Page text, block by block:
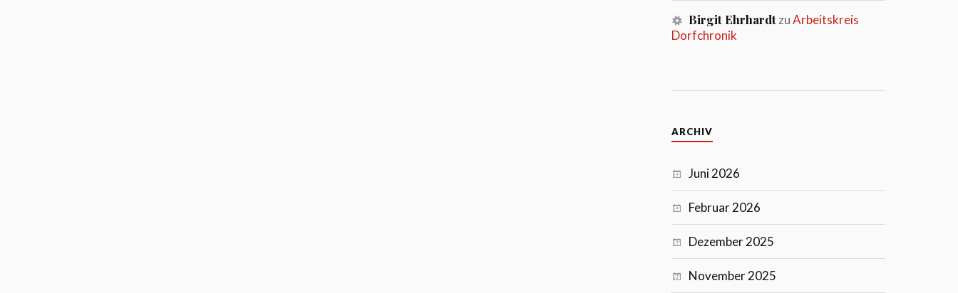
Birgit EhrhardtzuArbeitskreis
Dorfchronik
ARCHIV
Juni 2026
Februar 2026
Dezember 2025
November 2025